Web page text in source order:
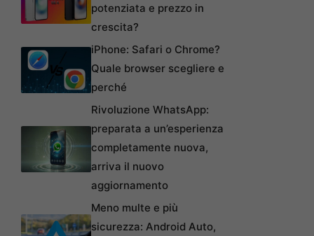
potenziata e prezzo in
crescita?
iPhone: Safari o Chrome?
Quale browser scegliere e
perché
Rivoluzione WhatsApp:
preparata a un’esperienza
completamente nuova,
arriva il nuovo
aggiornamento
Meno multe e più
sicurezza: Android Auto,